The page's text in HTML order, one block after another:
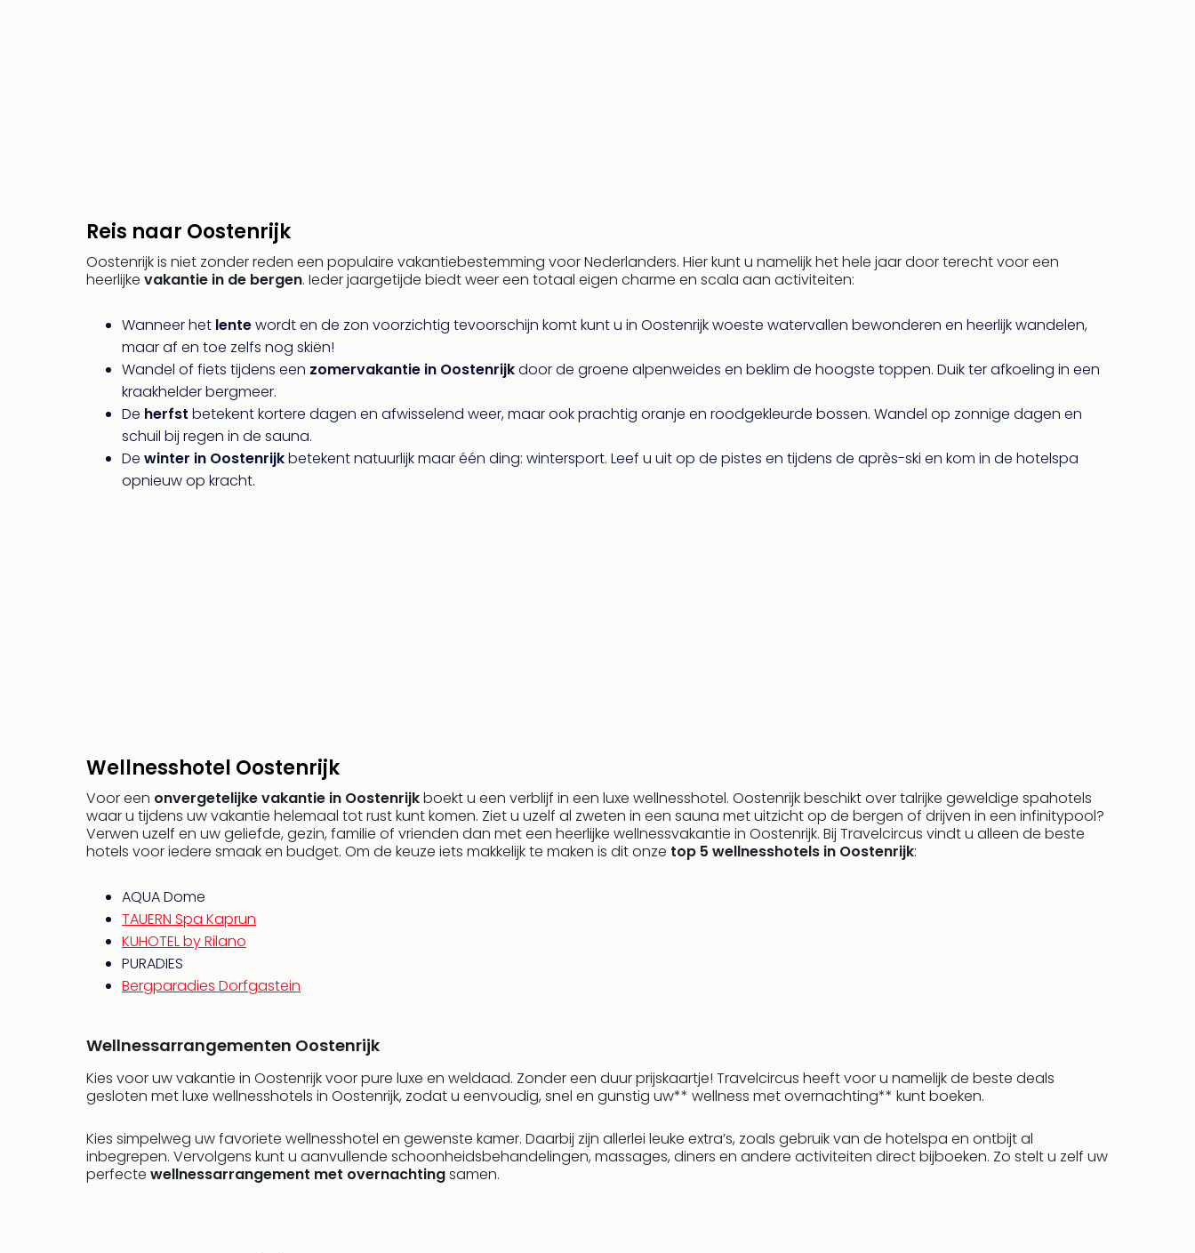
Reis naar Oostenrijk
Oostenrijk is niet zonder reden een populaire vakantiebestemming voor Nederlanders. Hier kunt u namelijk het hele jaar door terecht voor een
heerlijke vakantie in de bergen. Ieder jaargetijde biedt weer een totaal eigen charme en scala aan activiteiten:
Wanneer het lentewordt en de zon voorzichtig tevoorschijn komt kunt u in Oostenrijk woeste watervallen bewonderen en heerlijk wandelen,
maar af en toe zelfs nog skiën!
Wandel of fiets tijdens een zomervakantie in Oostenrijkdoor de groene alpenweides en beklim de hoogste toppen. Duik ter afkoeling in een
kraakhelder bergmeer.
De herfst betekent kortere dagen en afwisselend weer, maar ook prachtig oranje en roodgekleurde bossen. Wandel op zonnige dagen en
schuil bij regen in de sauna.
De winter in Oostenrijkbetekent natuurlijk maar één ding: wintersport. Leef u uit op de pistes en tijdens de après-ski en kom in de hotelspa
opnieuw op kracht.
Wellnesshotel Oostenrijk
Voor een onvergetelijke vakantie in Oostenrijkboekt u een verblijf in een luxe wellnesshotel. Oostenrijk beschikt over talrijke geweldige spahotels
waar u tijdens uw vakantie helemaal tot rust kunt komen. Ziet u uzelf al zweten in een sauna met uitzicht op de bergen of drijven in een infinitypool?
Verwen uzelf en uw geliefde, gezin, familie of vrienden dan met een heerlijke wellnessvakantie in Oostenrijk. Bij Travelcircus vindt u alleen de beste
hotels voor iedere smaak en budget. Om de keuze iets makkelijk te maken is dit onze top 5 wellnesshotels in Oostenrijk:
AQUA Dome
TAUERN Spa Kaprun
KUHOTEL by Rilano
PURADIES
Bergparadies Dorfgastein
Wellnessarrangementen Oostenrijk
Kies voor uw vakantie in Oostenrijk voor pure luxe en weldaad. Zonder een duur prijskaartje! Travelcircus heeft voor u namelijk de beste deals
gesloten met luxe wellnesshotels in Oostenrijk, zodat u eenvoudig, snel en gunstig uw** wellness met overnachting** kunt boeken.
Kies simpelweg uw favoriete wellnesshotel en gewenste kamer. Daarbij zijn allerlei leuke extra’s, zoals gebruik van de hotelspa en ontbijt al
inbegrepen. Vervolgens kunt u aanvullende schoonheidsbehandelingen, massages, diners en andere activiteiten direct bijboeken. Zo stelt u zelf uw
perfecte wellnessarrangement met overnachtingsamen.